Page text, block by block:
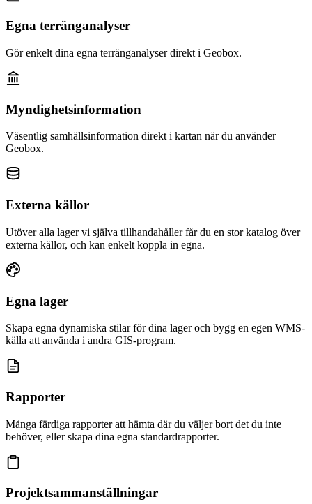
Egna terränganalyser
Gör enkelt dina egna terränganalyser direkt i Geobox.
Myndighetsinformation
Väsentlig samhällsinformation direkt i kartan när du använder
Geobox.
Externa källor
Utöver alla lager vi själva tillhandahåller får du en stor katalog över
externa källor, och kan enkelt koppla in egna.
Egna lager
Skapa egna dynamiska stilar för dina lager och bygg en egen WMS-
källa att använda i andra GIS-program.
Rapporter
Många färdiga rapporter att hämta där du väljer bort det du inte
behöver, eller skapa dina egna standardrapporter.
Projekt­sammanställningar